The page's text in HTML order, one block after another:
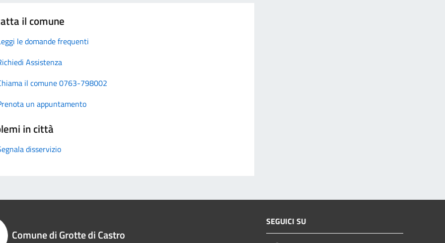
il comune
le domande frequenti
Assistenza
il comune 0763-798002
un appuntamento
in città
disservizio
Comune di Grotte di Castro
SEGUICI SU